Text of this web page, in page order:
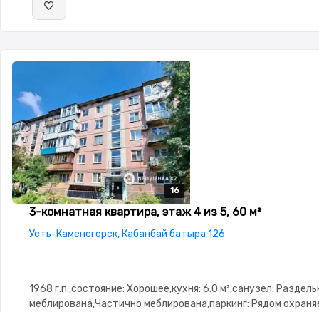
16
16
16
16
16
3-комнатная квартира, этаж 4 из 5, 60 м²
Усть-Каменогорск, Кабанбай батыра 126
1968 г.п.,состояние: Хорошее,кухня: 6.0 м²,санузел:
меблирована,Частично меблирована,паркинг: Рядом